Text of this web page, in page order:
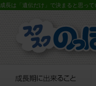
成長は「遺伝だけ」で決まると思っ